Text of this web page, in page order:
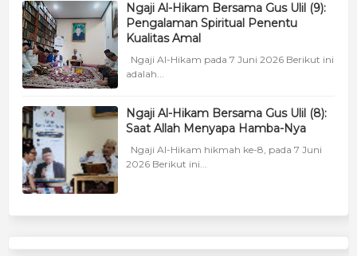
Ngaji Al-Hikam Bersama Gus Ulil (9):
Pengalaman Spiritual Penentu
Kualitas Amal
Ngaji Al-Hikam pada 7 Juni 2026 Berikut ini
adalah...
Ngaji Al-Hikam Bersama Gus Ulil (8):
Saat Allah Menyapa Hamba-Nya
Ngaji Al-Hikam hikmah ke-8, pada 7 Juni
2026 Berikut ini...